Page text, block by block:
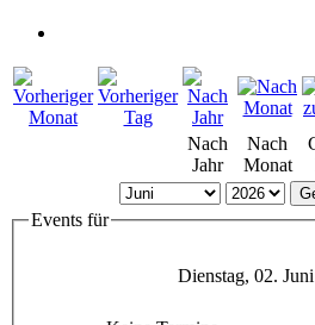
Nach
Jahr
Nach
Monat
Events für
Dienstag, 02.